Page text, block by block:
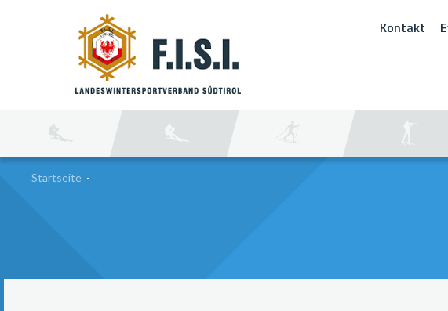
Kontakt
Startseite -